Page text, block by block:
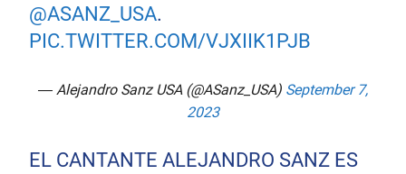
@ASANZ_USA.
PIC.TWITTER.COM/VJXIIK1PJB
— Alejandro Sanz USA (@ASanz_USA) September 7,
2023
EL CANTANTE ALEJANDRO SANZ ES